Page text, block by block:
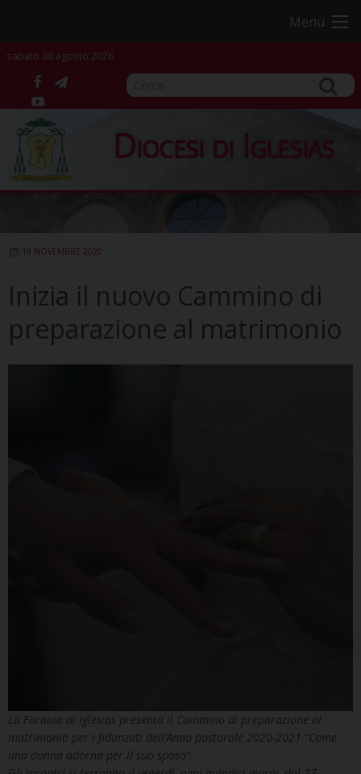
content
Menu
sabato 08 agosto 2026
facebook
telegram
YouTube
Diocesi di Iglesias
19 NOVEMBRE 2020
Inizia il nuovo Cammino di
preparazione al matrimonio
La Forania di Iglesias presenta il Cammino di preparazione al
matrimonio per i fidanzati dell’Anno pastorale 2020-2021 “Come
una donna adorna per il suo sposo”.